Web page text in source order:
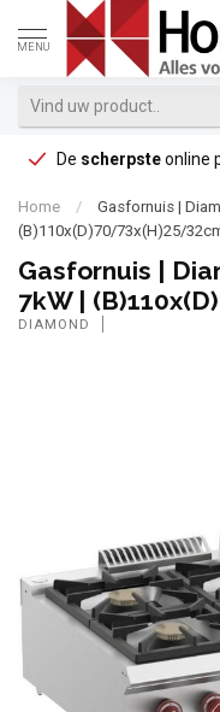
MENU
De scherpsteonline
Home /
Gasfornuis |
(B)110x(D)70/73x(H)25/
Gasfornuis |
7kW |
DIAMOND